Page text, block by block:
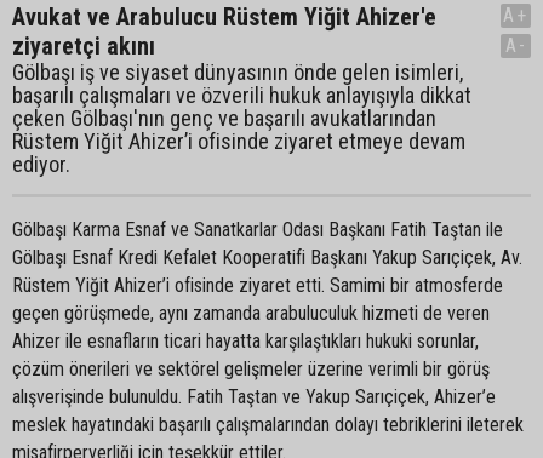
Avukat ve Arabulucu Rüstem Yiğit Ahizer'e
ziyaretçi akını
Gölbaşı iş ve siyaset dünyasının önde gelen isimleri,
başarılı çalışmaları ve özverili hukuk anlayışıyla dikkat
çeken Gölbaşı'nın genç ve başarılı avukatlarından
Rüstem Yiğit Ahizer’i ofisinde ziyaret etmeye devam
ediyor.
A+
A-
Gölbaşı Karma Esnaf ve Sanatkarlar Odası Başkanı Fatih Taştan ile
Gölbaşı Esnaf Kredi Kefalet Kooperatifi Başkanı Yakup Sarıçiçek, Av.
Rüstem Yiğit Ahizer’i ofisinde ziyaret etti. Samimi bir atmosferde
geçen görüşmede, aynı zamanda arabuluculuk hizmeti de veren
Ahizer ile esnafların ticari hayatta karşılaştıkları hukuki sorunlar,
çözüm önerileri ve sektörel gelişmeler üzerine verimli bir görüş
alışverişinde bulunuldu. Fatih Taştan ve Yakup Sarıçiçek, Ahizer’e
meslek hayatındaki başarılı çalışmalarından dolayı tebriklerini ileterek
misafirperverliği için teşekkür ettiler.